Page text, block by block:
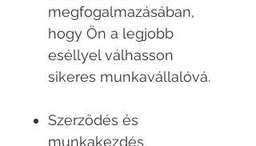
megfogalmazásában,
hogy Ön a legjobb
eséllyel válhasson
sikeres munkavállalóvá.
Szerződés és
munkakezdés